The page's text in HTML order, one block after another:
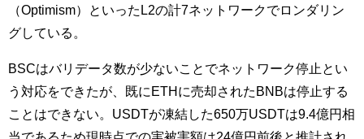
（Optimism）といったL2の計7ネットワークでロンダリン
グしている。
BSCはバリデータ数が少ないことでネットワーク停止とい
う対応をできたが、既にETHに売却されたBNBは停止する
ことはできない。USDTが凍結した650万USDTは9.4億円相